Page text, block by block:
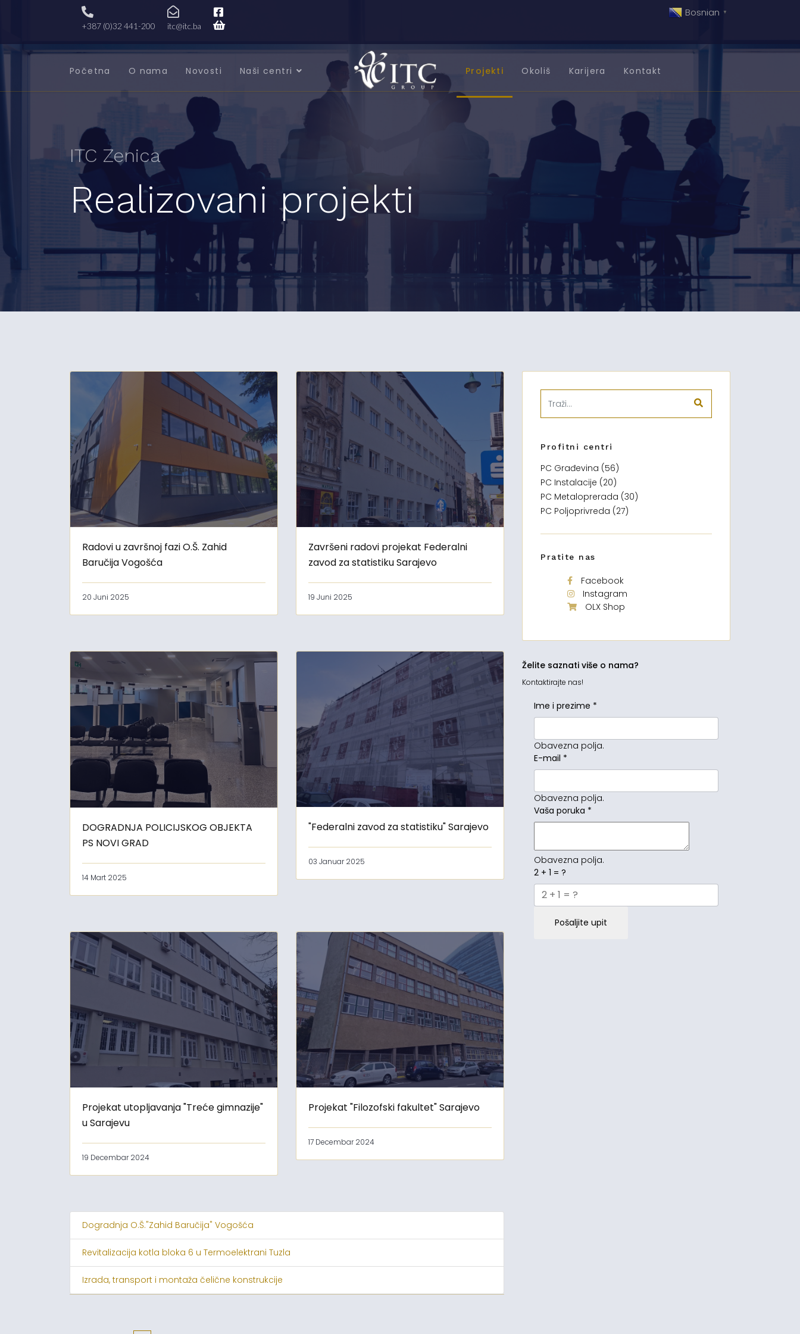
+387 (0)32 441-200 itc@itc.ba
Bosnian ▼
Početna O nama Novosti Naši centri Projekti Okoliš Karijera Kontakt
ITC Zenica
Realizovani projekti
Radovi u završnoj fazi O.Š. Zahid
Baručija Vogošća
20 Juni 2025
Završeni radovi projekat Federalni
zavod za statistiku Sarajevo
19 Juni 2025
DOGRADNJA POLICIJSKOG OBJEKTA
PS NOVI GRAD
14 Mart 2025
"Federalni zavod za statistiku" Sarajevo
03 Januar 2025
Projekat utopljavanja "Treće gimnazije"
u Sarajevu
19 Decembar 2024
Projekat "Filozofski fakultet" Sarajevo
17 Decembar 2024
Dogradnja O.Š."Zahid Baručija" Vogošća
Revitalizacija kotla bloka 6 u Termoelektrani Tuzla
Izrada, transport i montaža čelične konstrukcije
Profitni centri
PC Građevina (56)
PC Instalacije (20)
PC Metaloprerada (30)
PC Poljoprivreda (27)
Pratite nas
Facebook
Instagram
OLX Shop
Želite saznati više o nama?
Kontaktirajte nas!
Ime i prezime *
Obavezna polja.
E-mail *
Obavezna polja.
Vaša poruka *
Obavezna polja.
2 + 1 = ?
Pošaljite upit